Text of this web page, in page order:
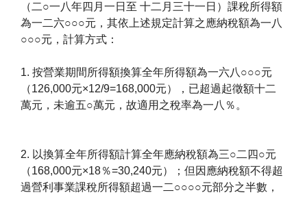
（二○一八年四月一日至 十二月三十一日）課稅所得額
為一二六○○○元，其依上述規定計算之應納稅額為一八
○○○元，計算方式：
1. 按營業期間所得額換算全年所得額為一六八○○○元
（126,000元×12/9=168,000元），已超過起徵額十二
萬元，未逾五○萬元，故適用之稅率為一八％。
2. 以換算全年所得額計算全年應納稅額為三○二四○元
（168,000元×18％=30,240元）；但因應納稅額不得超
過營利事業課稅所得額超過一二○○○○元部分之半數，